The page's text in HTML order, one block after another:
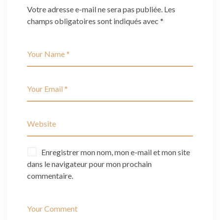
Votre adresse e-mail ne sera pas publiée. Les
champs obligatoires sont indiqués avec *
Enregistrer mon nom, mon e-mail et mon site
dans le navigateur pour mon prochain
commentaire.